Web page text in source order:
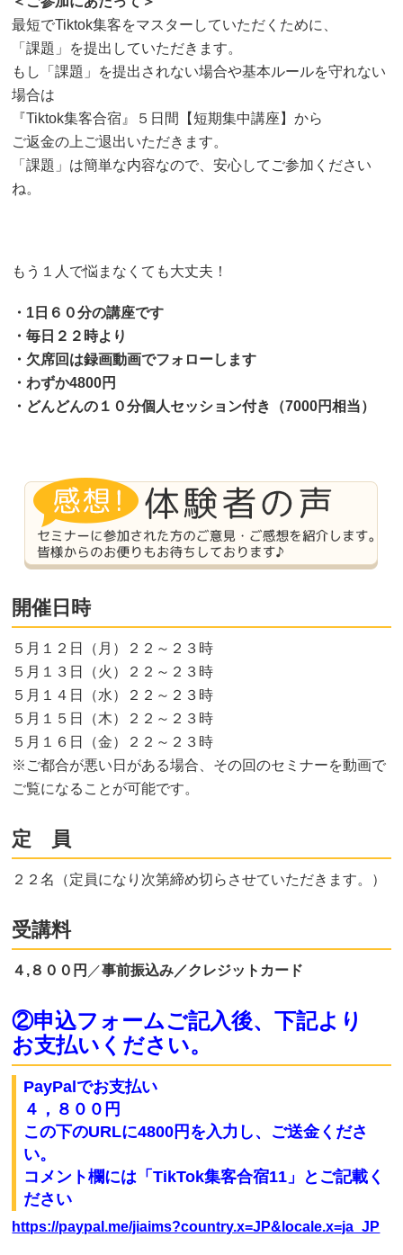
最短でTiktok集客をマスターしていただくために、
「課題」を提出していただきます。
もし「課題」を提出されない場合や基本ルールを守れない
場合は
『Tiktok集客合宿』５日間【短期集中講座】から
ご返金の上ご退出いただきます。
「課題」は簡単な内容なので、安心してご参加ください
ね。
もう１人で悩まなくても大丈夫！
・1日６０分の講座です
・毎日２２時より
・欠席回は録画動画でフォローします
・わずか4800円
・どんどんの１０分個人セッション付き（7000円相当）
開催日時
５月１２日（月）２２～２３時
５月１３日（火）２２～２３時
５月１４日（水）２２～２３時
５月１５日（木）２２～２３時
５月１６日（金）２２～２３時
※ご都合が悪い日がある場合、その回のセミナーを動画で
ご覧になることが可能です。
定 員
２２名（定員になり次第締め切らさせていただきます。）
受講料
４,８００円 ／事前振込み／クレジットカード
②申込フォームご記入後、下記より
お支払いください。
PayPalでお支払い
４，８００円
この下のURLに4800円を入力し、ご送金くださ
い。
コメント欄には「TikTok集客合宿11」とご記載く
ださい
https://paypal.me/jiaims?country.x=JP&locale.x=ja_JP